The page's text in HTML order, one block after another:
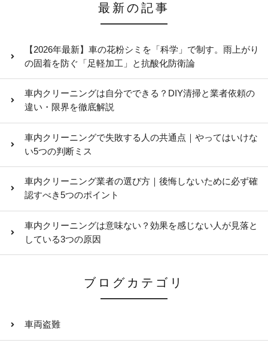
最新の記事
【2026年最新】車の花粉シミを「科学」で制す。雨上がり
の固着を防ぐ「足軽加工」と抗酸化防衛論
車内クリーニングは自分でできる？DIY清掃と業者依頼の
違い・限界を徹底解説
車内クリーニングで失敗する人の共通点｜やってはいけな
い5つの判断ミス
車内クリーニング業者の選び方｜後悔しないために必ず確
認すべき5つのポイント
車内クリーニングは意味ない？効果を感じない人が見落と
している3つの原因
ブログカテゴリ
車両盗難